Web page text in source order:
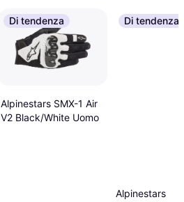
Di tendenza
Alpinestars SMX-1 Air
V2 Black/White Uomo
Di tendenza
Alpinestars